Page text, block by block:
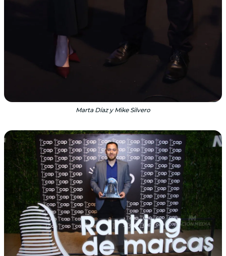
Marta Díaz y Mike Silvero